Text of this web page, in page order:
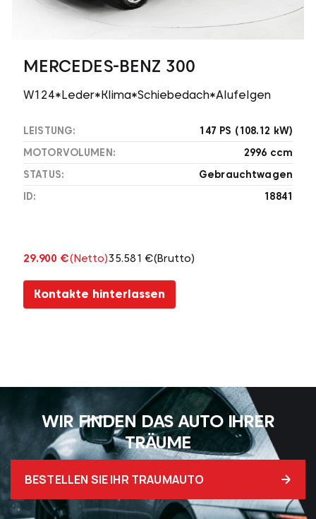
MERCEDES-BENZ 300
W124*Leder*Klima*Schiebedach*Alufelgen
LEISTUNG:
147 PS (108.12 kW)
MOTORVOLUMEN:
2996 ccm
STATUS:
Gebrauchtwagen
ID:
18841
29.900 €(Netto)35.581 €(Brutto)
Kontakte hinterlassen
WIR FINDEN DAS AUTO IHRER
TRÄUME
BESTELLEN SIE IHR TRAUMAUTO